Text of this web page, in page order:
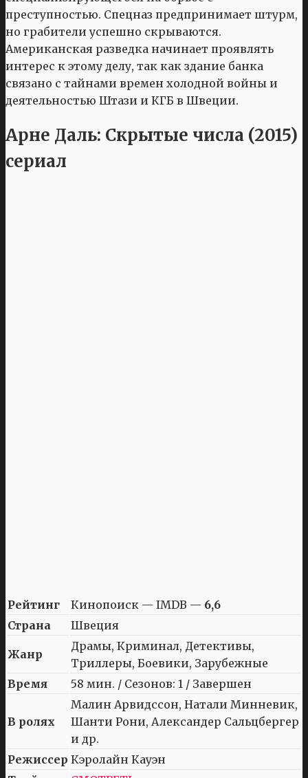
преступностью. Спецназ предпринимает штурм,
но грабители успешно скрываются.
Американская разведка начинает проявлять
интерес к этому делу, так как здание банка
связано с тайнами времен холодной войны и
деятельностью Штази и КГБ в Швеции.
Арне Даль: Скрытые числа (2015)
сериал
Рейтинг Кинопоиск — IMDB — 6,6
Страна
Швеция
Жанр
Драмы, Криминал, Детективы,
Триллеры, Боевики, Зарубежные
Время
58 мин. / Сезонов: 1 / Завершен
В ролях
Малин Арвидссон, Натали Минневик,
Шанти Рони, Александер Сальцбергер
и др.
Режиссер Кэролайн Кауэн